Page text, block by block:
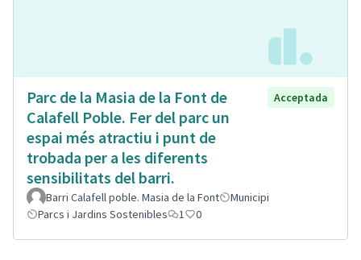
Parc de la Masia de la Font de
Calafell Poble. Fer del parc un
espai més atractiu i punt de
trobada per a les diferents
sensibilitats del barri.
Acceptada
Barri Calafell poble. Masia de la Font
Municipi
Parcs i Jardins Sostenibles
1 0